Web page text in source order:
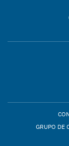
GRUPO DE